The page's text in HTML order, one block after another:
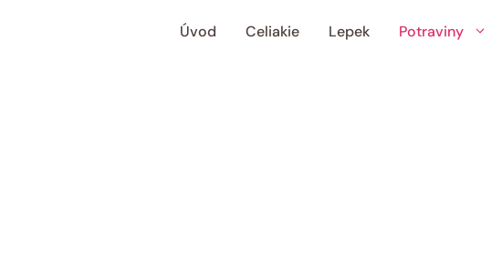
Úvod Celiakie Lepek Potraviny